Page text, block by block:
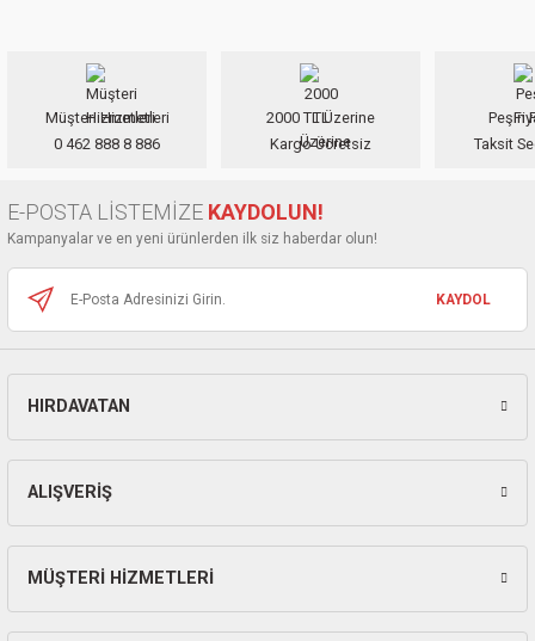
Ürün resmi kalitesiz, bozuk veya görüntülenemiyor.
Ürün açıklamasında eksik bilgiler bulunuyor.
Ürün fiyatı diğer sitelerden daha pahalı.
Bu ürüne benzer farklı alternatifler olmalı.
Müşteri Hizmetleri
0 462 888 8 886
2000 TL Üzerine
Kargo Ücretsiz
Peşin
Taksit
E-POSTA LİSTEMİZE KAYDOLUN!
Kampanyalar ve en yeni ürünlerden ilk siz haberdar olun!
KAYDOL
HIRDAVATAN
ALIŞVERİŞ
MÜŞTERİ HİZMETLERİ